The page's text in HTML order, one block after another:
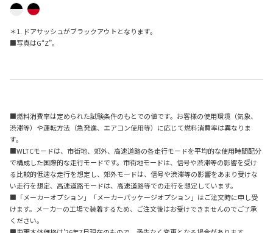
＊1. ドアサッシュがブラックアウトとなります。
■写真はG“Z”。
■燃料消費率は定められた試験条件のもとでの値です。お客様の使用環境（気象、
渋滞等）や運転方法（急発進、エアコン使用等）に応じて燃料消費率は異なりま
す。
■WLTCモードは、市街地、郊外、高速道路の各走行モードを平均的な使用時間配分
で構成した国際的な走行モードです。市街地モードは、信号や渋滞等の影響を受け
る比較的低速な走行を想定し、郊外モードは、信号や渋滞等の影響をあまり受けな
い走行を想定、高速道路モードは、高速道路等での走行を想定しています。
■「メーカーオプション」「メーカーパッケージオプション」はご注文時に申し受
けます。メーカーの工場で装着するため、ご注文後はお受けできませんのでご了承
ください。